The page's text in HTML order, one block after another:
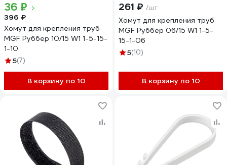
36 ₽
396 ₽
Хомут для крепления труб
MGF Руббер 10/15 W1 1-5-15-
1-10
5(7)
В корзину по 10
261 ₽ /шт
Хомут для крепления труб
MGF Руббер 06/15 W1 1-5-
15-1-06
5(10)
В корзину по 10